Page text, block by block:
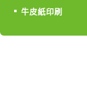
牛皮紙印刷